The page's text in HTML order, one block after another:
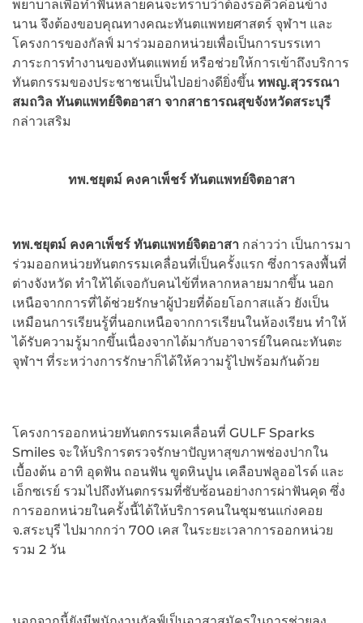
พยาบาลเพื่อทำฟันหลายคนจะทราบว่าต้องรอคิวค่อนข้าง
นาน จึงต้องขอบคุณทางคณะทันตแพทยศาสตร์ จุฬาฯ และ
โครงการของกัลฟ์ มาร่วมออกหน่วยเพื่อเป็นการบรรเทา
ภาระการทำงานของทันตแพทย์ หรือช่วยให้การเข้าถึงบริการ
ทันตกรรมของประชาชนเป็นไปอย่างดียิ่งขึ้น ทพญ.สุวรรณา
สมถวิล ทันตแพทย์จิตอาสา จากสาธารณสุขจังหวัดสระบุรี
กล่าวเสริม
ทพ.ชยุตม์ คงคาเพ็ชร์ ทันตแพทย์จิตอาสา
ทพ.ชยุตม์ คงคาเพ็ชร์ ทันตแพทย์จิตอาสา กล่าวว่า เป็นการมา
ร่วมออกหน่วยทันตกรรมเคลื่อนที่เป็นครั้งแรก ซึ่งการลงพื้นที่
ต่างจังหวัด ทำให้ได้เจอกับคนไข้ที่หลากหลายมากขึ้น นอก
เหนือจากการที่ได้ช่วยรักษาผู้ป่วยที่ด้อยโอกาสแล้ว ยังเป็น
เหมือนการเรียนรู้ที่นอกเหนือจากการเรียนในห้องเรียน ทำให้
ได้รับความรู้มากขึ้นเนื่องจากได้มากับอาจารย์ในคณะทันตะ
จุฬาฯ ที่ระหว่างการรักษาก็ได้ให้ความรู้ไปพร้อมกันด้วย
โครงการออกหน่วยทันตกรรมเคลื่อนที่ GULF Sparks
Smiles จะให้บริการตรวจรักษาปัญหาสุขภาพช่องปากใน
เบื้องต้น อาทิ อุดฟัน ถอนฟัน ขูดหินปูน เคลือบฟลูออไรด์ และ
เอ็กซเรย์ รวมไปถึงทันตกรรมที่ซับซ้อนอย่างการผ่าฟันคุด ซึ่ง
การออกหน่วยในครั้งนี้ได้ให้บริการคนในชุมชนแก่งคอย
จ.สระบุรี ไปมากกว่า 700 เคส ในระยะเวลาการออกหน่วย
รวม 2 วัน